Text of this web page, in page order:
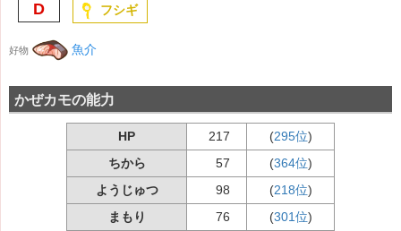
D フシギ
好物 魚介
かぜカモの能力
HP 217 (295位)
ちから
57 (364位)
ようじゅつ
98 (218位)
まもり
76 (301位)